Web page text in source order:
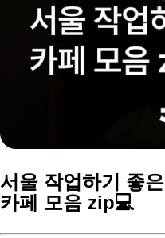
서울 작업하기 좋은
카페 모음 zip💻